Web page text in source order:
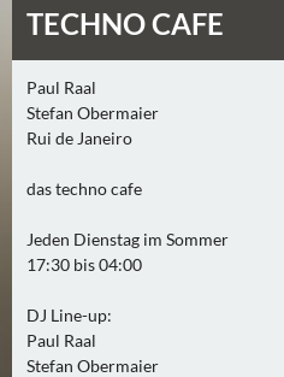
E
(
)
O
G
E
N
(
0
TECHNO CAFE
Paul Raal
Stefan Obermaier
Rui de Janeiro
das techno cafe
Jeden Dienstag im Sommer
17:30 bis 04:00
DJ Line-up:
Paul Raal
Stefan Obermaier